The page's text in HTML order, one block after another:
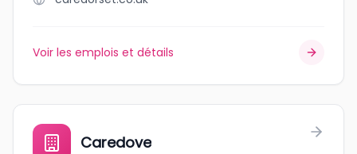
Voir les emplois et détails
Caredove